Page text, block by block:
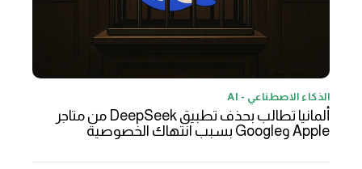
الذكاء الاصطناعي - AI
ألمانيا تطالب بحذف تطبيق DeepSeek من متاجر
Apple وGoogle بسبب انتهاك الخصوصية